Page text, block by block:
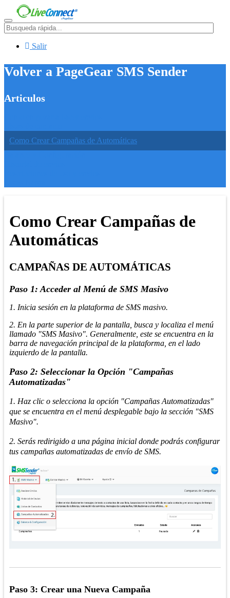
Menú
Salir
Volver a PageGear SMS Sender
Articulos
Como Crear Campañas de Automáticas
Como Crear Campañas de
Automáticas
CAMPAÑAS DE AUTOMÁTICAS
Paso 1: Acceder al Menú de SMS Masivo
1. Inicia sesión en la plataforma de SMS masivo.
2. En la parte superior de la pantalla, busca y localiza el menú
llamado "SMS Masivo". Generalmente, este se encuentra en la
barra de navegación principal de la plataforma, en el lado
izquierdo de la pantalla.
Paso 2: Seleccionar la Opción "Campañas
Automatizadas"
1. Haz clic o selecciona la opción "Campañas Automatizadas"
que se encuentra en el menú desplegable bajo la sección "SMS
Masivo".
2. Serás redirigido a una página inicial donde podrás configurar
tus campañas automatizadas de envío de SMS.
Paso 3: Crear una Nueva Campaña